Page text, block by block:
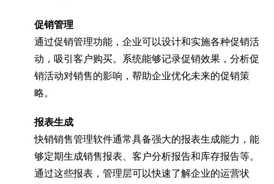
促销管理
通过促销管理功能，企业可以设计和实施各种促销活
动，吸引客户购买。系统能够记录促销效果，分析促
销活动对销售的影响，帮助企业优化未来的促销策
略。
报表生成
快销销售管理软件通常具备强大的报表生成能力，能
够定期生成销售报表、客户分析报告和库存报告等。
通过这些报表，管理层可以快速了解企业的运营状